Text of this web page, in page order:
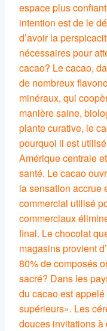
espace plus
intention est de le
d’avoir la
nécessaires pour
cacao? Le cacao,
de nombreux
minéraux, qui
manière saine,
plante curative, le
pourquoi il est
Amérique centrale
santé. Le cacao
la sensation accrue
commercial utilisé
commerciaux
final. Le chocolat
magasins provient
80% de composés
sacré? Dans les
du cacao est
supérieurs». Les
douces invitations à